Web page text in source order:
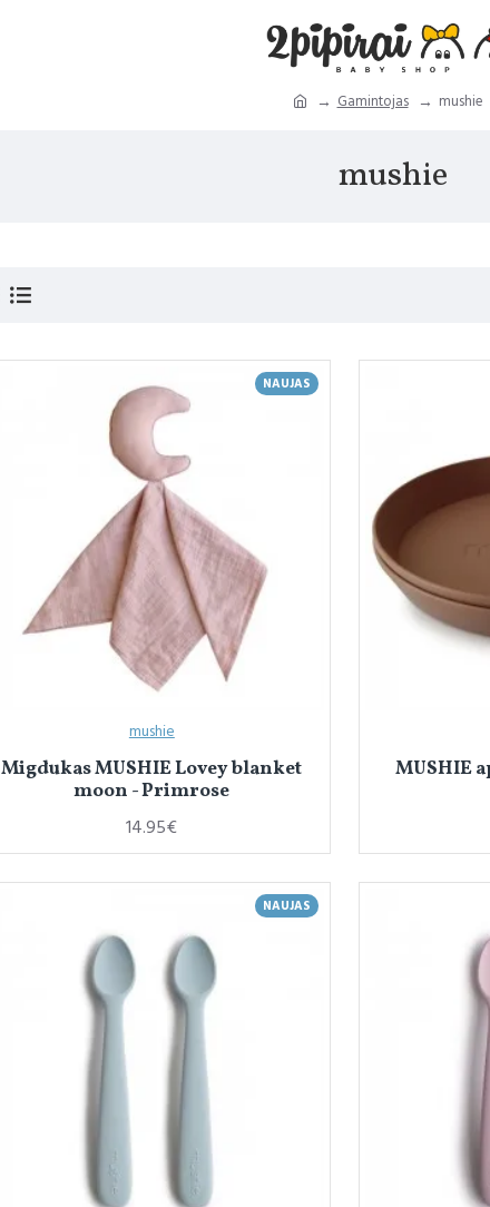
Gamintojas mushie
mushie
NAUJAS
mushie
Migdukas MUSHIE Lovey blanket
moon - Primrose
14.95€
MUSHIE
NAUJAS